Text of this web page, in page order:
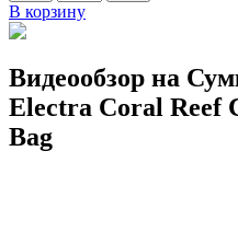
В корзину
Видеообзор на
Electra Coral Reef
Bag